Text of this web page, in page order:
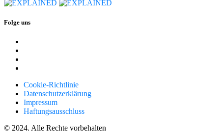
Folge uns
Cookie-Richtlinie
Datenschutzerklärung
Impressum
Haftungsausschluss
© 2024. Alle Rechte vorbehalten